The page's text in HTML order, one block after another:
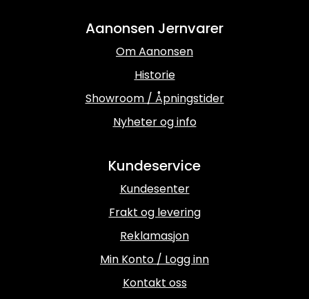
Aanonsen Jernvarer
Om Aanonsen
Historie
Showroom / Åpningstider
Nyheter og info
Kundeservice
Kundesenter
Frakt og levering
Reklamasjon
Min Konto / Logg inn
Kontakt oss